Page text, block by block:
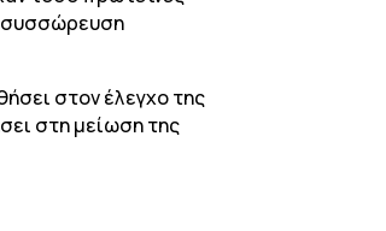
συσσώρευση
στον έλεγχο της
στη μείωση της